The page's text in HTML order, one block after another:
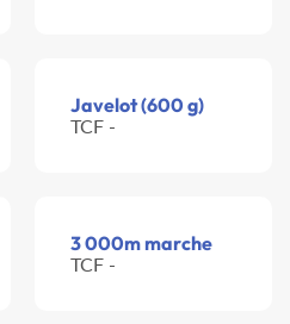
Javelot (600 g)
TCF -
3 000m marche
TCF -